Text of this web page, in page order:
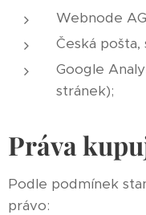
Webnode
Česká pošta,
Google
stránek);
Práva
Podle podmínek
právo: